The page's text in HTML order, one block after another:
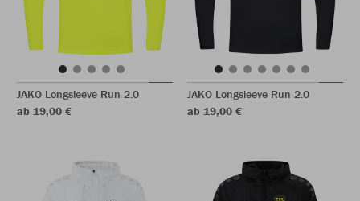
JAKO Longsleeve Run 2.0
ab 19,00 €
JAKO Longsleeve Run 2.0
ab 19,00 €